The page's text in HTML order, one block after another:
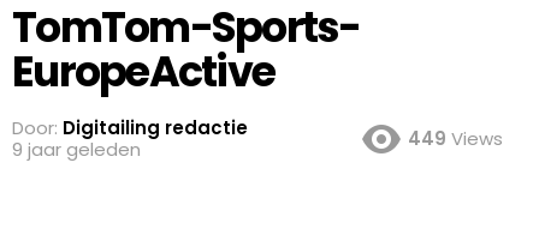
TomTom-Sports-
EuropeActive
Door: Digitailing redactie
9 jaar geleden
449 Views